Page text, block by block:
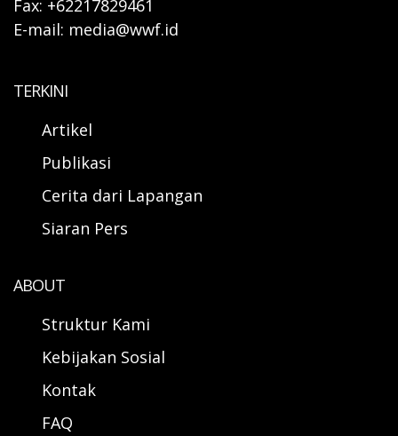
Fax: +62217829461
E-mail: media@wwf.id
TERKINI
Artikel
Publikasi
Cerita dari Lapangan
Siaran Pers
ABOUT
Struktur Kami
Kebijakan Sosial
Kontak
FAQ